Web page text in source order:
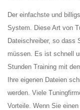
Der einfachste und
System. Diese Art von
Dateischreiber, so dass
müssen. Es ist schnell
Stunden Training mit
Ihre eigenen Dateien
werden. Viele
Vorteile. Wenn Sie